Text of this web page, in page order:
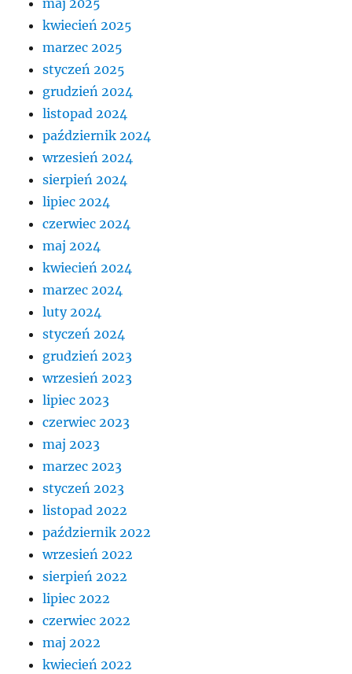
maj 2025
kwiecień 2025
marzec 2025
styczeń 2025
grudzień 2024
listopad 2024
październik 2024
wrzesień 2024
sierpień 2024
lipiec 2024
czerwiec 2024
maj 2024
kwiecień 2024
marzec 2024
luty 2024
styczeń 2024
grudzień 2023
wrzesień 2023
lipiec 2023
czerwiec 2023
maj 2023
marzec 2023
styczeń 2023
listopad 2022
październik 2022
wrzesień 2022
sierpień 2022
lipiec 2022
czerwiec 2022
maj 2022
kwiecień 2022